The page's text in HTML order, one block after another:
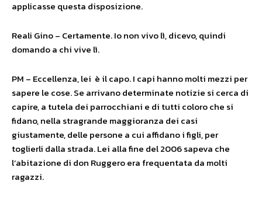
applicasse questa disposizione.
Reali Gino – Certamente. Io non vivo lì, dicevo, quindi
domando a chi vive lì.
PM – Eccellenza, lei è il capo. I capi hanno molti mezzi per
sapere le cose. Se arrivano determinate notizie si cerca di
capire, a tutela dei parrocchiani e di tutti coloro che si
fidano, nella stragrande maggioranza dei casi
giustamente, delle persone a cui affidano i figli, per
toglierli dalla strada. Lei alla fine del 2006 sapeva che
l’abitazione di don Ruggero era frequentata da molti
ragazzi.